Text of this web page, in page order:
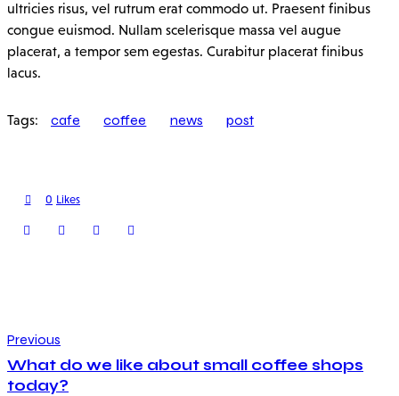
ultricies risus, vel rutrum erat commodo ut. Praesent finibus
congue euismod. Nullam scelerisque massa vel augue
placerat, a tempor sem egestas. Curabitur placerat finibus
lacus.
Tags: cafe coffee news post
0 Likes
Previous
What do we like about small coffee shops
today?